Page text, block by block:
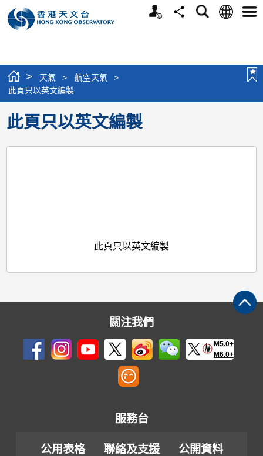
個
分
搜
語
選
> 天氣 > 航空天氣
>
此頁只以英文編製
此頁只以英文編製
此頁只以英文編製
關注我們
M5.0+
M6.0+
服務台
公用表格 聯絡及支援
公開資料